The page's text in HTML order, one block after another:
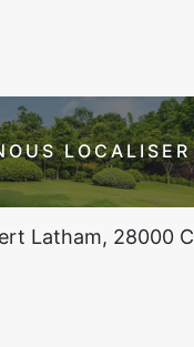
LOCALISER
Latham, 28000